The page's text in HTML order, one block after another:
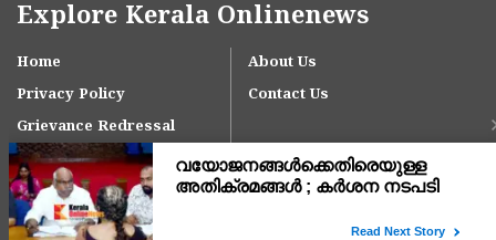
Explore Kerala Onlinenews
Home
About Us
Privacy Policy
Contact Us
Grievance Redressal